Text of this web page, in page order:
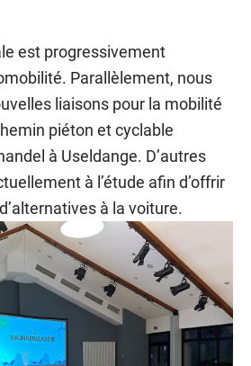
est progressivement
Parallèlement, nous
liaisons pour la mobilité
piéton et cyclable
à Useldange. D’autres
à l’étude afin d’offrir
à la voiture.